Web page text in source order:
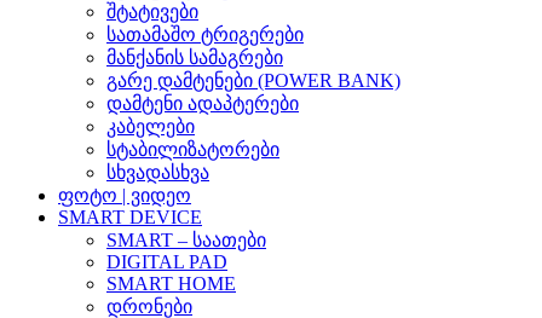
შტატივები
სათამაშო ტრიგერები
მანქანის სამაგრები
გარე დამტენები (POWER BANK)
დამტენი ადაპტერები
კაბელები
სტაბილიზატორები
სხვადასხვა
ფოტო | ვიდეო
SMART DEVICE
SMART – საათები
DIGITAL PAD
SMART HOME
დრონები